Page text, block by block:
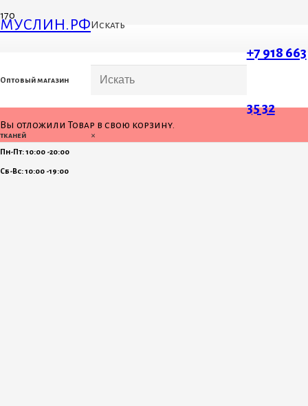
МУСЛИН.РФ
Оптовый магазин
тканей
Искать
×
+7 918 663
35 32
Вы отложилиТовар в свою корзину.
Пн-Пт: 10:00 -20:00
Сб-Вс: 10:00 -19:00